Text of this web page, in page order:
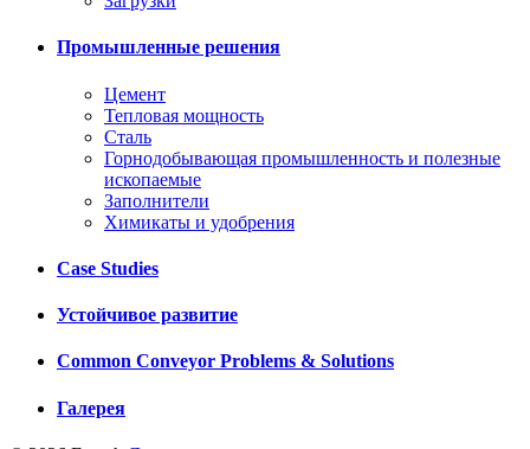
Промышленные решения
Цемент
Тепловая мощность
Сталь
Горнодобывающая промышленность и полезные
ископаемые
Заполнители
Химикаты и удобрения
Case Studies
Устойчивое развитие
Common Conveyor Problems & Solutions
Галерея